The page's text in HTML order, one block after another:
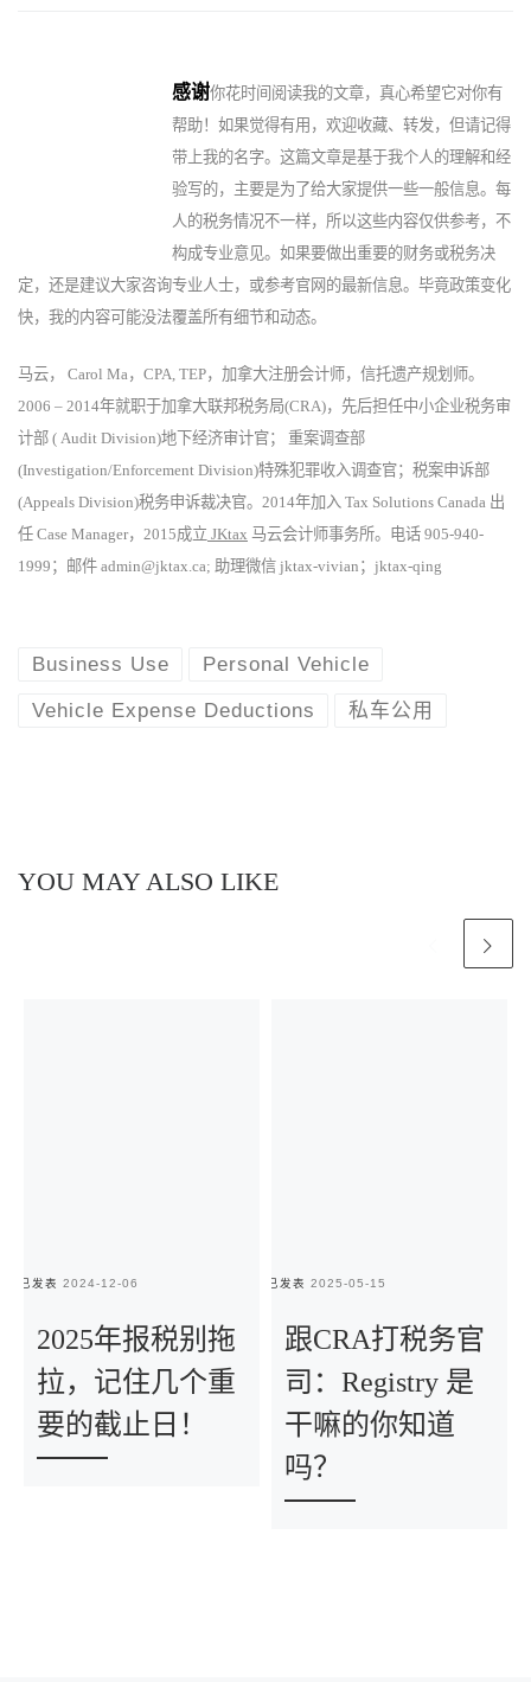
感谢你花时间阅读我的文章，真心希望它对你有
帮助！如果觉得有用，欢迎收藏、转发，但请记得
带上我的名字。这篇文章是基于我个人的理解和经
验写的，主要是为了给大家提供一些一般信息。每
人的税务情况不一样，所以这些内容仅供参考，不
构成专业意见。如果要做出重要的财务或税务决
定，还是建议大家咨询专业人士，或参考官网的最新信息。毕竟政策变化
快，我的内容可能没法覆盖所有细节和动态。
马云， Carol Ma，CPA, TEP，加拿大注册会计师，信托遗产规划师。
2006 – 2014年就职于加拿大联邦税务局(CRA)，先后担任中小企业税务审
计部 ( Audit Division)地下经济审计官； 重案调查部
(Investigation/Enforcement Division)特殊犯罪收入调查官；税案申诉部
(Appeals Division)税务申诉裁决官。2014年加入 Tax Solutions Canada 出
任 Case Manager，2015成立 JKtax 马云会计师事务所。电话 905-940-
1999；邮件 admin@jktax.ca; 助理微信 jktax-vivian；jktax-qing
Business Use Personal Vehicle
Vehicle Expense Deductions 私车公用
YOU MAY ALSO LIKE
已发表 2024-12-06
2025年报税别拖
拉，记住几个重
要的截止日！
已发表 2025-05-15
跟CRA打税务官
司：Registry 是
干嘛的你知道
吗？